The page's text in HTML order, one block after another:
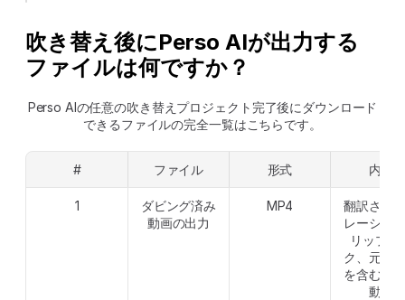
吹き替え後にPerso AIが出力する
ファイルは何ですか？
Perso AIの任意の吹き替えプロジェクト完了後にダウンロード
できるファイルの完全一覧はこちらです。
# ファイル 形式 内容
1
ダビング済み
動画の出力
MP4
翻訳され
レーショ
リップシ
ク、元の
を含む完
動画